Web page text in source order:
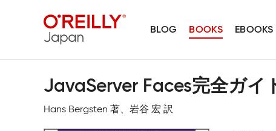
BLOG BOOKS EBOOKS
JavaServer Faces完全ガイ
Hans Bergsten 著、岩谷 宏 訳